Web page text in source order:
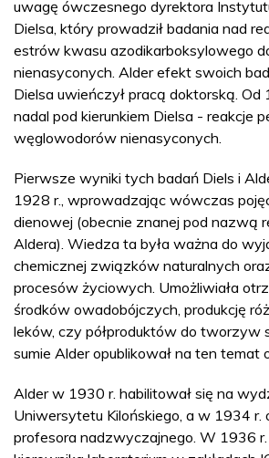
uwagę ówczesnego dyrektora
Dielsa, który prowadził badania nad
estrów kwasu azodikarboksylowego
nienasyconych. Alder efekt swoich
Dielsa uwieńczył pracą doktorską. Od
nadal pod kierunkiem Dielsa - reakcje
węglowodorów nienasyconych.
Pierwsze wyniki tych badań Diels i
1928 r., wprowadzając wówczas
dienowej (obecnie znanej pod nazwą
Aldera). Wiedza ta była ważna do
chemicznej związków naturalnych
procesów życiowych. Umożliwiała
środków owadobójczych, produkcję
leków, czy półproduktów do tworzyw
sumie Alder opublikował na ten temat
Alder w 1930 r. habilitował się na
Uniwersytetu Kilońskiego, a w 1934 r.
profesora nadzwyczajnego. W 1936